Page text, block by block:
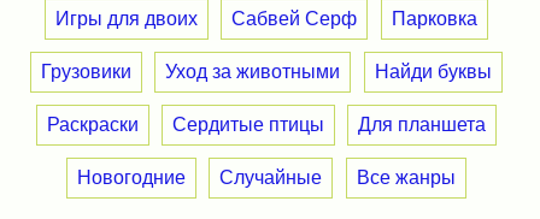
Игры для двоих Сабвей Серф Парковка
Грузовики Уход за животными Найди буквы
Раскраски Сердитые птицы Для планшета
Новогодние Случайные Все жанры